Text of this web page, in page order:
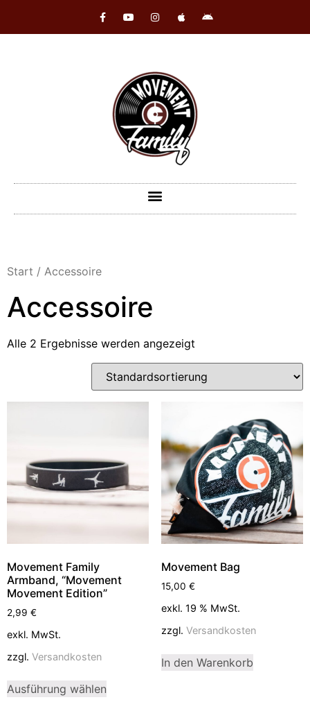
Start / Accessoire
Accessoire
Alle 2 Ergebnisse werden angezeigt
Movement Family
Armband, “Movement
Movement Edition”
2,99 €
exkl. MwSt.
zzgl. Versandkosten
Ausführung wählen
Movement Bag
15,00 €
exkl. 19 % MwSt.
zzgl. Versandkosten
In den Warenkorb